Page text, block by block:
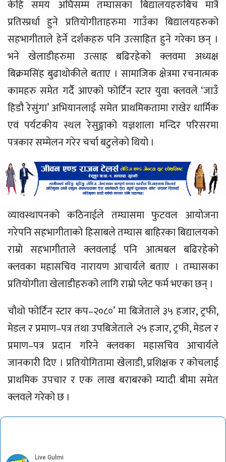
केहि समय अघिसम्म तम्घासका बिद्यालयहरुबिच मात्रै
प्रतिस्प्रर्धा हुने प्रतियोगीताहरुमा गाउँका बिद्यालयहरुको
सहभागीताले हेर्ने दर्शकहरु पनि उत्साहित हुने गरेका छन् ।
भने खेलाडीहरुमा उत्साह बढिरहेको क्लवमा अध्यक्ष
बिक्रमसिंह बुढाथोकीले बताए । सामाजिक क्षेत्रमा रचनात्मक
कामहरु समेत गर्दै आएको फोर्टिन स्टार युवा क्लवले ‘जाउँ
हिडौ रेसुंगा’ अभियानलाई समेत प्राथमिकतामा राखेर धार्मिक
एवं पर्यटकीय स्थल रेसुङ्गाको यज्ञशाला मन्दिर परिसरमा
पत्रकार सम्मेलन गरेर चर्चा बटुलेको थियो ।
व्यावस्थापनको कठिनाईले तम्घासमा फुटवल आयोजना
गरेपनि सहभागीताको हिसाबले तम्घास बाहिरका बिद्यालयको
राम्रो सहभागीताले क्लवलाई पनि आत्मबल बढिरहेको
क्लवका महासचिव नारायण आचार्यले बताए । तम्घासका
प्रतियोगीता खेलाडीहरुको लागि राम्रो प्लेट फर्म भएका छन् ।
चौथो फोर्टिन स्टार कप–२०८०’ मा बिजेताले ३५ हजार, ट्रफी,
मेडल र प्रमाण–पत्र तथा उपबिजेताले २५ हजार, ट्रफी, मेडल र
प्रमाण–पत्र प्रदान गरिने क्लवका महासचिव आचार्यले
जानकारी दिए । प्रतियोगितामा खेलाडी, प्रशिक्षक र कोचलाई
प्राथमिक उपचार र एक लाख बराबरको म्यादी बीमा समेत
क्लवले गरेको छ ।